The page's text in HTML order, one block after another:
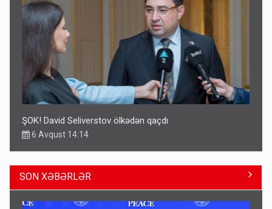
ŞOK! David Seliverstov ölkədən qaçdı
6 Avqust 14:14
SON XƏBƏRLƏR